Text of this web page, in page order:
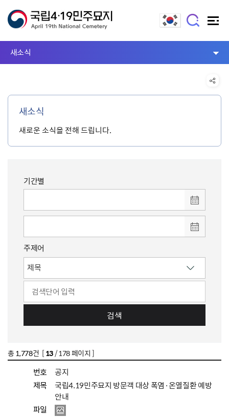
새소식
새소식
새로운 소식을 전해 드립니다.
기간별
주제어
검색
총 1,778건 [13/ 178 페이지 ]
번호
공지
제목
국립4.19민주묘지 방문객 대상 폭염·온열질환 예방
안내
파일